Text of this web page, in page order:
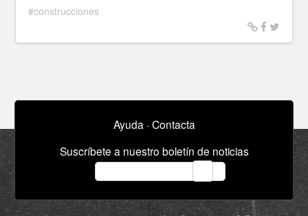
#construcciones
Ayuda · Contacta
Suscríbete a nuestro boletín de noticias